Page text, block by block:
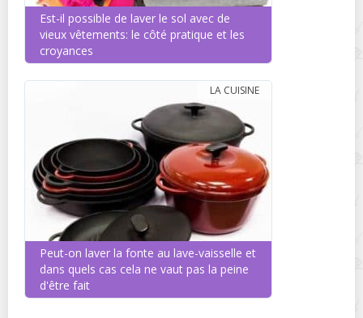
Est-il possible de laver le sol avec de
vieux vêtements: le côté pratique et les
croyances
Peut-on laver la fonte au lave-vaisselle et
dans quels cas cela ne vaut pas la peine
d'être fait
LA CUISINE